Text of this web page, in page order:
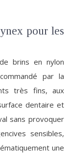
pour les
brins en nylon
par la
très fins, aux
dentaire et
sans provoquer
sensibles,
une